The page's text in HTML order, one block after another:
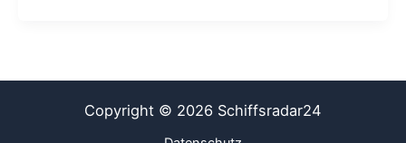
Copyright © 2026 Schiffsradar24